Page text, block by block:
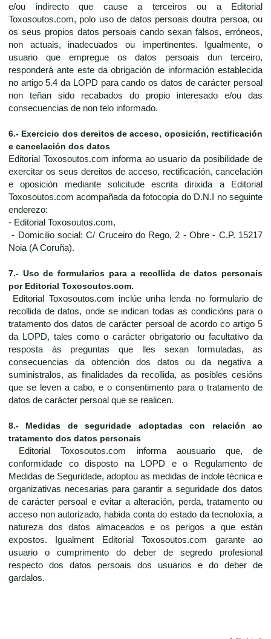
e/ou indirecto que cause a terceiros ou a Editorial
Toxosoutos.com, polo uso de datos persoais doutra persoa, ou
os seus propios datos persoais cando sexan falsos, erróneos,
non actuais, inadecuados ou impertinentes. Igualmente, o
usuario que empregue os datos persoais dun terceiro,
responderá ante este da obrigación de información establecida
no artigo 5.4 da LOPD para cando os datos de carácter persoal
non teñan sido recabados do propio interesado e/ou das
consecuencias de non telo informado.
6.- Exercicio dos dereitos de acceso, oposición, rectificación
e cancelación dos datos
Editorial Toxosoutos.com informa ao usuario da posibilidade de
exercitar os seus dereitos de acceso, rectificación, cancelación
e oposición mediante solicitude escrita dirixida a Editorial
Toxosoutos.com acompañada da fotocopia do D.N.I no seguinte
enderezo:
- Editorial Toxosoutos.com,
- Domicilio social: C/ Cruceiro do Rego, 2 - Obre - C.P. 15217
Noia (A Coruña).
7.- Uso de formularios para a recollida de datos personais
por Editorial Toxosoutos.com.
Editorial Toxosoutos.com inclúe unha lenda no formulario de
recollida de datos, onde se indican todas as condicións para o
tratamento dos datos de carácter persoal de acordo co artigo 5
da LOPD, tales como o carácter obrigatorio ou facultativo da
resposta ás preguntas que lles sexan formuladas, as
consecuencias da obtención dos datos ou da negativa a
suministralos, as finalidades da recollida, as posibles cesións
que se leven a cabo, e o consentimento para o tratamento de
datos de carácter persoal que se realicen.
8.- Medidas de seguridade adoptadas con relación ao
tratamento dos datos personais
Editorial Toxosoutos.com informa aousuario que, de
conformidade co disposto na LOPD e o Regulamento de
Medidas de Seguridade, adoptou as medidas de índole técnica e
organizativas necesarias para garantir a seguridade dos datos
de carácter persoal e evitar a alteración, perda, tratamento ou
acceso non autorizado, habida conta do estado da tecnoloxía, a
natureza dos datos almaceados e os perigos a que están
expostos. Igualment Editorial Toxosoutos.com garante ao
usuario o cumprimento do deber de segredo profesional
respecto dos datos persoais dos usuarios e do deber de
gardalos.